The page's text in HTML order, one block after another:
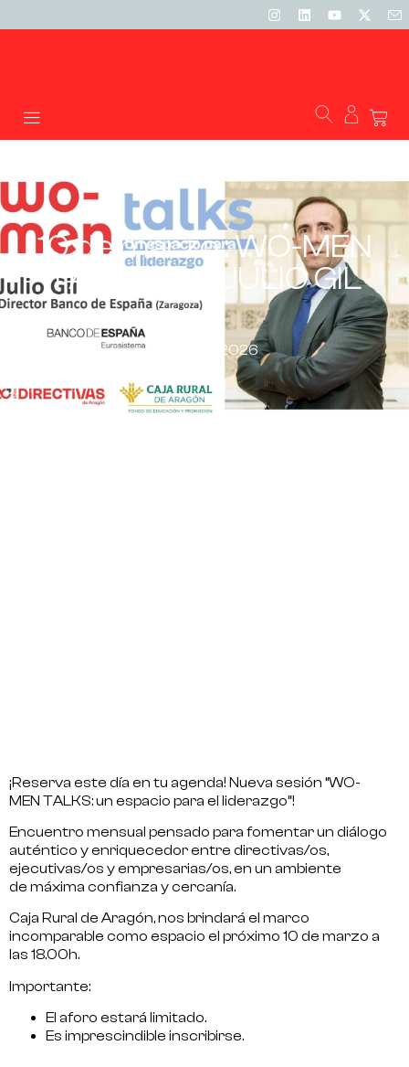
10 de marzo : WO-MEN
TALKS con JULIO GIL
02/02/2026
¡Reserva este día en tu agenda! Nueva sesión “WO-
MEN TALKS:un espacio para el liderazgo”!
Encuentro mensual pensado para fomentar un diálogo
auténtico y enriquecedor entre directivas/os,
ejecutivas/os y empresarias/os, en un ambiente
de máxima confianza y cercanía.
Caja Rural de Aragón, nos brindará e l marco
incomparable como espacio el próximo 10 de marzo a
las 18.00h.
Importante:
El aforo estará limitado.
Es imprescindible inscribirse.